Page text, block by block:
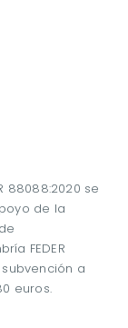
88088:2020 se
de la
FEDER
subvención a
euros.